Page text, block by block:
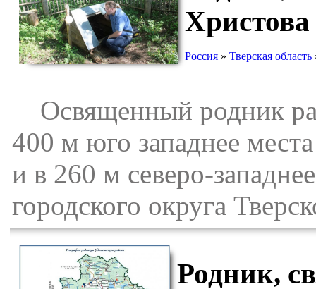
Россия »Тверская область
Освященный родник
400 м юго западнее
и в 260 м северо-
городского округа
Родник,